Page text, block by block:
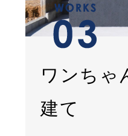
ワンちゃ
建て